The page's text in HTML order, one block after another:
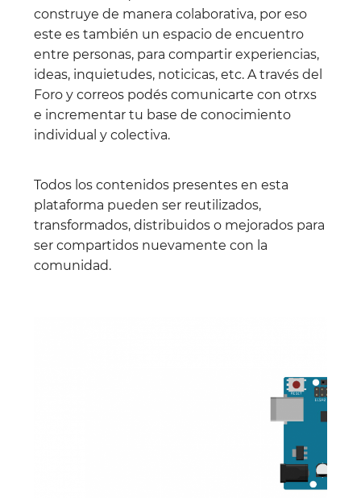
construye de manera colaborativa, por eso
este es también un espacio de encuentro
entre personas, para compartir experiencias,
ideas, inquietudes, noticicas, etc. A través del
Foro y correos podés comunicarte con otrxs
e incrementar tu base de conocimiento
individual y colectiva.
Todos los contenidos presentes en esta
plataforma pueden ser reutilizados,
transformados, distribuidos o mejorados para
ser compartidos nuevamente con la
comunidad.